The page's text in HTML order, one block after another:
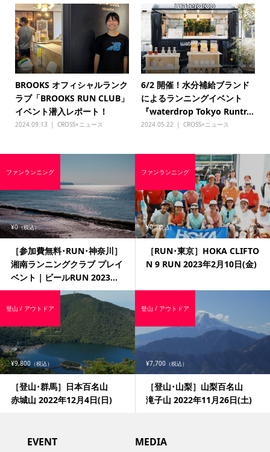
BROOKS オフィシャルランク
ラブ「BROOKS RUN CLUB」
イベント潜入レポート！
2024.09.13 CROSS×ニュース
6/2 開催！水分補給ブランド
によるランニングイベント
『waterdrop Tokyo Runtr...
2024.05.22 CROSS×ニュース
¥0（税込）
［参加費無料･RUN･神奈川］
湘南ランニングクラブ プレイ
ベント｜ビールRUN 2023...
ファンランニング
¥0（税込）
［RUN･東京］HOKA CLIFTO
N 9 RUN 2023年2月10日(金)
ファンランニング
¥9,800 （税込）
［登山･群馬］日本百名山
赤城山 2022年12月4日(日)
登山 / アウトドア
¥7,700 （税込）
［登山･山梨］山梨百名山
滝子山 2022年11月26日(土)
登山 / アウトドア
EVENT MEDIA